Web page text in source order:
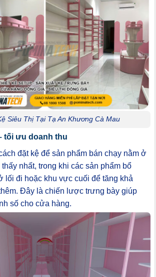
Siêu Thị Tại Tạ An Khương Cà Mau
tối ưu doanh thu
đặt kệ để sản phẩm bán chạy nằm ở
nhất, trong khi các sản phẩm bổ
lối đi hoặc khu vực cuối để tăng khả
Đây là chiến lược trưng bày giúp
số cho cửa hàng.